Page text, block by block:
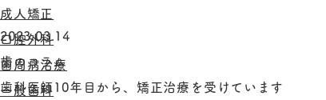
成人矯正
口腔外科
歯周病治療
一般歯科
2023.03.14
歯のコラム
歯科医師10年目から、矯正治療を受けています